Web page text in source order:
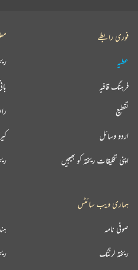
فوری رابطے
عطیہ
فرہنگ قافیہ
تقطیع
اردو وسائل
اپنی تخلیقات ریختہ کو بھیجیں
ہماری ویب سائٹس
صوفی نامہ
ریختہ لرننگ